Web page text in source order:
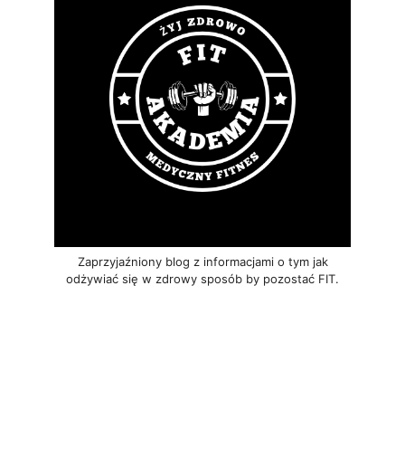
Zaprzyjaźniony blog z informacjami o tym jak
odżywiać się w zdrowy sposób by pozostać FIT.